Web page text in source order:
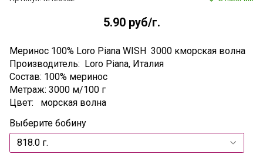
5.90 руб/г.
Меринос 100% Loro Piana WISH 3000 кморская волна
Производитель: Loro Piana, Италия
Состав: 100% меринос
Метраж: 3000 м/100 г
Цвет: морская волна
Выберите бобину